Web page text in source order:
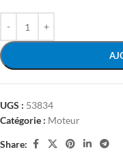
UGS : 53834
Catégorie : Moteur
Share: